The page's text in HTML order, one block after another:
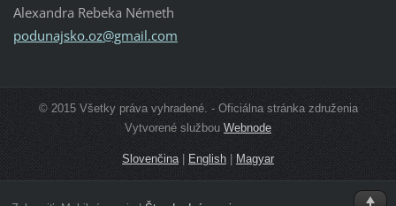
Alexandra Rebeka Németh
podunajsko.oz@gmail.com
© 2015 Všetky práva vyhradené. - Oficiálna stránka združenia
Vytvorené službou Webnode
Slovenčina| English Magyar